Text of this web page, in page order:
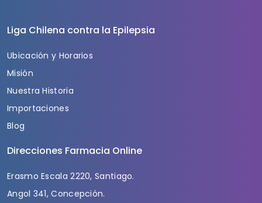
Liga Chilena contra la Epilepsia
Ubicación y Horarios
Misión
Nuestra Historia
Importaciones
Blog
Direcciones Farmacia Online
Erasmo Escala 2220, Santiago.
Angol 341, Concepción.